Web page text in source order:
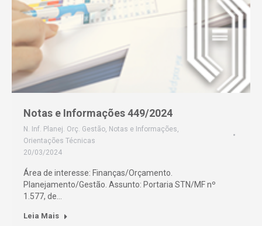
Notas e Informações 449/2024
N. Inf. Planej. Orç. Gestão, Notas e Informações,
Orientações Técnicas
20/03/2024
Área de interesse: Finanças/Orçamento.
Planejamento/Gestão. Assunto: Portaria STN/MF nº
1.577, de…
Leia Mais